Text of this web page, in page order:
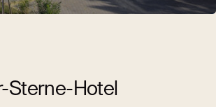
Sterne-Hotel